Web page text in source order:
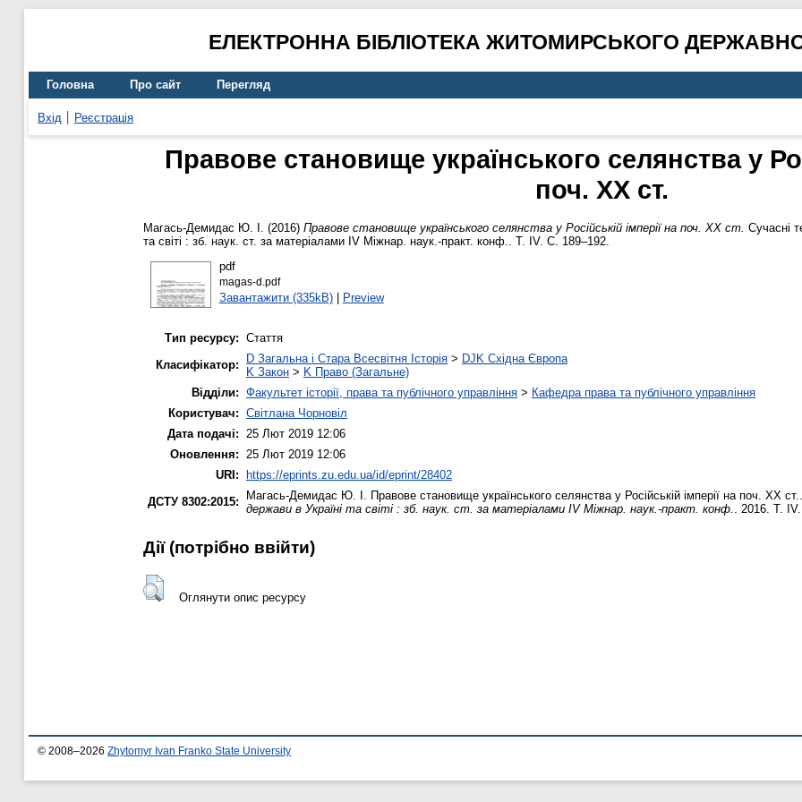
ЕЛЕКТРОННА БІБЛІОТЕКА ЖИТОМИРСЬКОГО
Головна Про сайт Перегляд
Вхід Реєстрація
Правове становище українського селянства у
поч. ХХ ст.
Магась-Демидас Ю. І. (2016) Правове становище українського селянства у Російській імперії на поч. ХХ ст. Сучасні
та світі : зб. наук. ст. за матеріалами ІV Міжнар. наук.-практ. конф.. Т. IV. С. 189–192.
pdf
magas-d.pdf
Завантажити (335kB)| Preview
Тип ресурсу: Стаття
Класифікатор:
D Загальна і Стара Всесвітня Історія > DJK Східна Європа
K Закон > K Право (Загальне)
Відділи: Факультет історії, права та публічного управління > Кафедра права та публічного управління
Користувач: Світлана Чорновіл
Дата подачі: 25 Лют 2019 12:06
Оновлення: 25 Лют 2019 12:06
URI:
https://eprints.zu.edu.ua/id/eprint/28402
ДСТУ 8302:2015:
Магась-Демидас Ю. І. Правове становище українського селянства у Російській імперії на поч. ХХ
держави в Україні та світі : зб. наук. ст. за матеріалами ІV Міжнар. наук.-практ. конф. . 2016. Т.
Дії ​​(потрібно ввійти)
Оглянути опис ресурсу
© 2008–2026 Zhytomyr Ivan Franko State University